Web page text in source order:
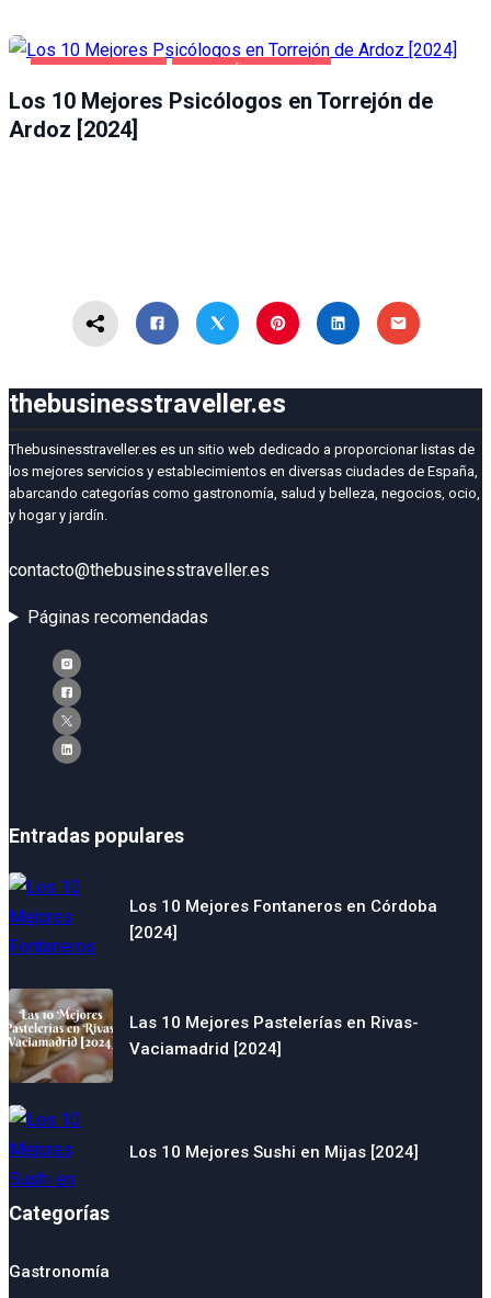
SALUD Y BELLEZA TORREJÓN DE ARDOZ
Los 10 Mejores Psicólogos en Torrejón de
Ardoz [2024]
thebusinesstraveller.es
Thebusinesstraveller.es es un sitio web dedicado a proporcionar listas de
los mejores servicios y establecimientos en diversas ciudades de España,
abarcando categorías como gastronomía, salud y belleza, negocios, ocio,
y hogar y jardín.
contacto@thebusinesstraveller.es
Páginas recomendadas
Entradas populares
Los 10 Mejores Fontaneros en Córdoba
[2024]
Las 10 Mejores Pastelerías en Rivas-
Vaciamadrid [2024]
Los 10 Mejores Sushi en Mijas [2024]
Categorías
Gastronomía